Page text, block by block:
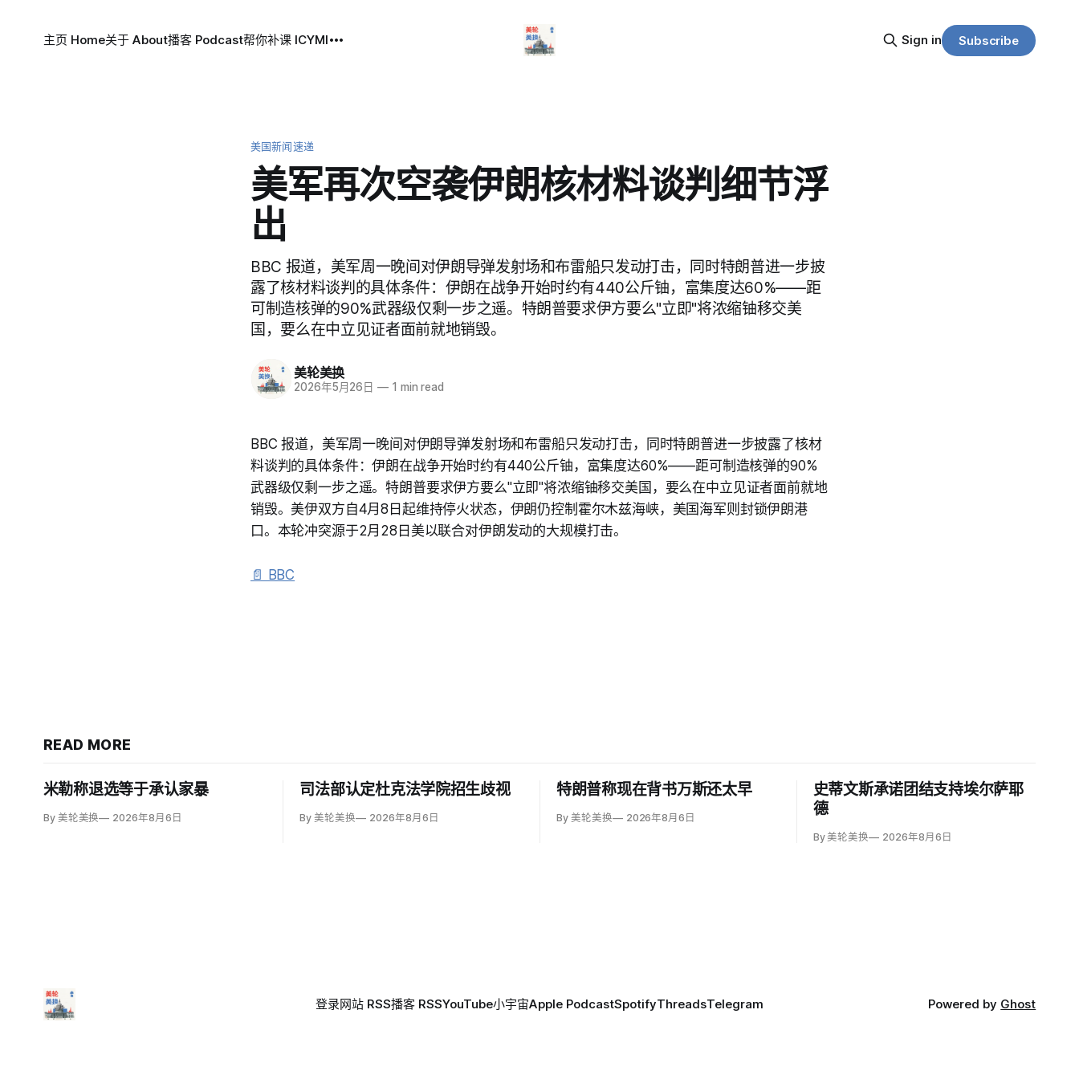
主页 Home关于 About播客 Podcast帮你补课 ICYMI Sign in Subscribe
美国新闻速递
美军再次空袭伊朗核材料谈判细节浮
出
BBC 报道，美军周一晚间对伊朗导弹发射场和布雷船只发动打击，同时特朗普进一步披
露了核材料谈判的具体条件：伊朗在战争开始时约有440公斤铀，富集度达60%——距
可制造核弹的90%武器级仅剩一步之遥。特朗普要求伊方要么"立即"将浓缩铀移交美
国，要么在中立见证者面前就地销毁。
美轮美换
2026年5月26日 — 1 min read
BBC 报道，美军周一晚间对伊朗导弹发射场和布雷船只发动打击，同时特朗普进一步披露了核材
料谈判的具体条件：伊朗在战争开始时约有440公斤铀，富集度达60%——距可制造核弹的90%
武器级仅剩一步之遥。特朗普要求伊方要么"立即"将浓缩铀移交美国，要么在中立见证者面前就地
销毁。美伊双方自4月8日起维持停火状态，伊朗仍控制霍尔木兹海峡，美国海军则封锁伊朗港
口。本轮冲突源于2月28日美以联合对伊朗发动的大规模打击。
📄 BBC
READ MORE
米勒称退选等于承认家暴
By 美轮美换 2026年8月6日
司法部认定杜克法学院招生歧视
By 美轮美换 2026年8月6日
特朗普称现在背书万斯还太早
By 美轮美换 2026年8月6日
史蒂文斯承诺团结支持埃尔萨耶
德
By 美轮美换 2026年8月6日
登录网站 RSS播客 RSSYouTube小宇宙Apple PodcastSpotifyThreadsTelegram Powered by Ghost